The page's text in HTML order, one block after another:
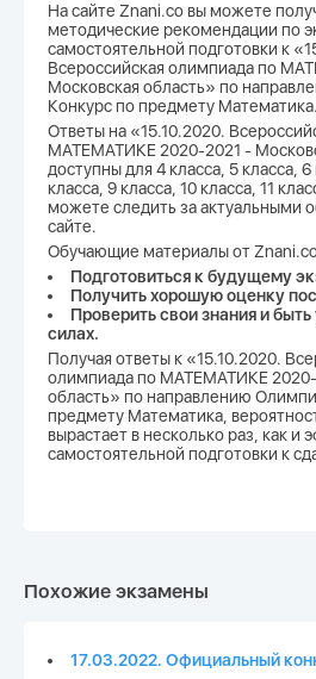
На сайте Znani.co вы можете
методические рекомендации по
самостоятельной подготовки к
Всероссийская олимпиада по
Московская область» по
Конкурс по предмету Математика.
Ответы на «15.10.2020.
МАТЕМАТИКЕ 2020-2021 -
доступны для 4 класса, 5 класса, 6
класса, 9 класса, 10 класса, 11
можете следить за актуальными
сайте.
Обучающие материалы от
Подготовиться к будущему
Получить хорошую оценку
Проверить свои знания и
силах.
Получая ответы к «15.10.2020.
олимпиада по МАТЕМАТИКЕ 2020-
область» по направлению
предмету Математика,
вырастает в несколько раз, как и
самостоятельной подготовки к
Похожие экзамены
17.03.2022. Официальный